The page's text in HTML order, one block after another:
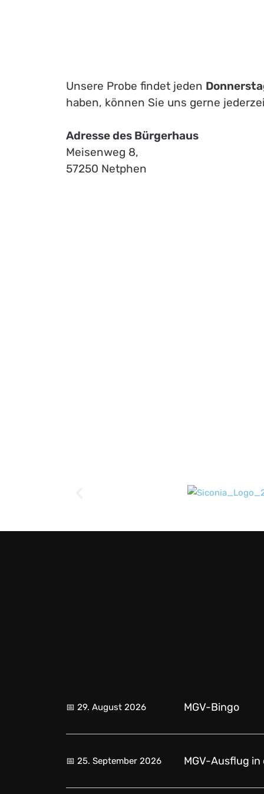
Unsere Probe findet jeden
haben, können Sie uns gerne
Adresse des Bürgerhaus
Meisenweg 8,
57250 Netphen
MGV-Bingo
📅 29. August 2026
MGV-Ausflug in
📅 25. September 2026